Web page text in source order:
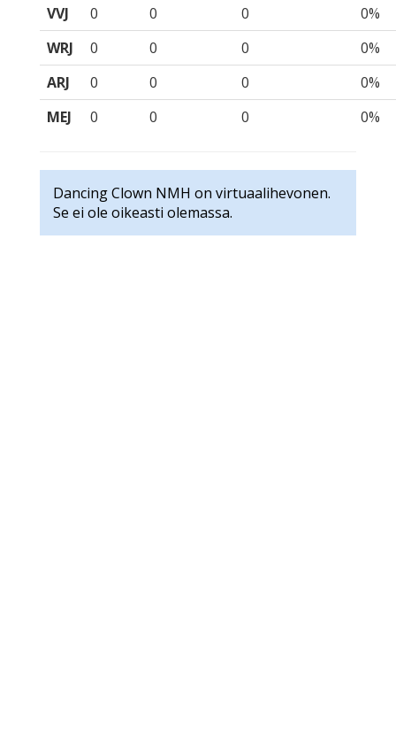
VVJ
0 0 0
0%
WRJ
0 0 0
0%
ARJ
0 0 0
0%
MEJ
0 0 0 0%
Dancing Clown NMH on virtuaalihevonen.
Se ei ole oikeasti olemassa.